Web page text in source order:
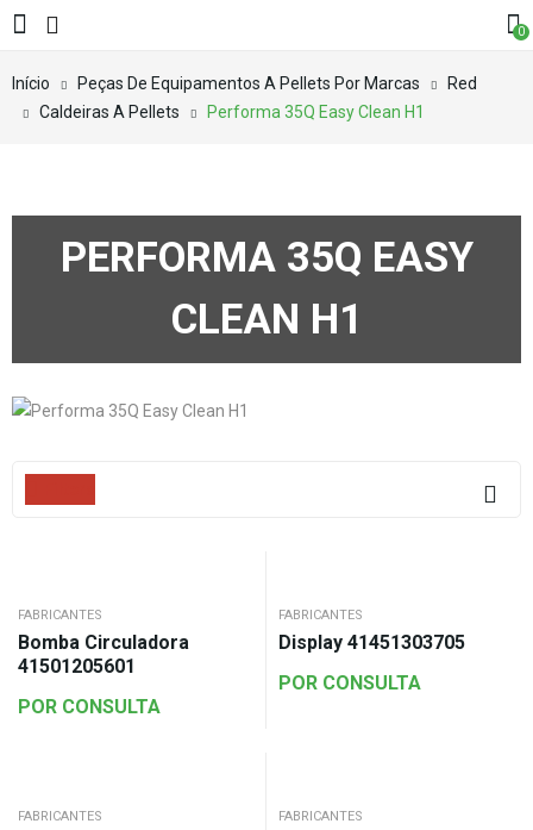
0
Início Peças De Equipamentos A Pellets Por Marcas
Red
Caldeiras A Pellets
Performa 35Q Easy Clean H1
PERFORMA 35Q EASY
CLEAN H1
FABRICANTES
Bomba Circuladora
41501205601
POR CONSULTA
FABRICANTES
Display 41451303705
POR CONSULTA
FABRICANTES FABRICANTES